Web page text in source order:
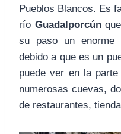
Pueblos Blancos. Es
río Guadalporcún
su paso un enorme
debido a que es un
puede ver en la
numerosas cuevas,
de restaurantes,